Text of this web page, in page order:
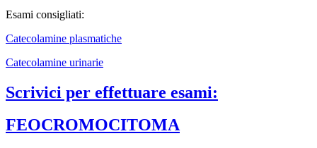
Esami consigliati:
Catecolamine plasmatiche
Catecolamine urinarie
Scrivici per effettuare esami:
FEOCROMOCITOMA